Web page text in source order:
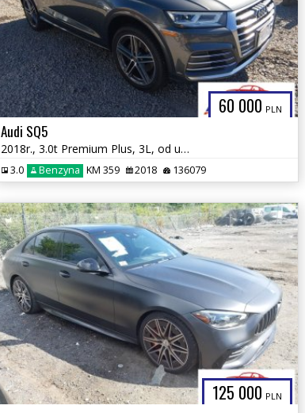
60 000 PLN
Audi SQ5
2018r., 3.0t Premium Plus, 3L, od ubezpieczalni
3.0 Benzyna KM 359 2018 136079
125 000 PLN